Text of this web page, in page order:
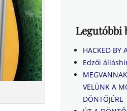
Legutóbbi
HACKED BY
Edzői
VELÜNK A
DÖNTŐJÉRE